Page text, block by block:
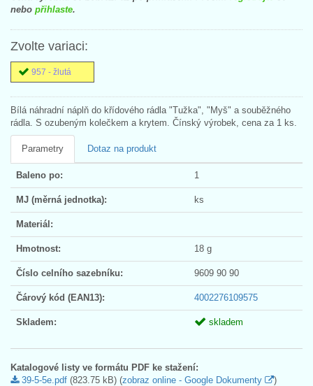
nebo přihlaste.
Zvolte variaci:
957 - žlutá
Bílá náhradní náplň do křídového rádla "Tužka", "Myš" a souběžného
rádla. S ozubeným kolečkem a krytem. Čínský výrobek, cena za 1 ks.
Parametry Dotaz na produkt
Baleno po: 1
MJ (měrná jednotka): ks
Materiál:
Hmotnost: 18 g
Číslo celního sazebníku: 9609 90 90
Čárový kód (EAN13): 4002276109575
Skladem: skladem
Katalogové listy ve formátu PDF ke stažení:
39-5-5e.pdf (823.75 kB) (zobraz online - Google Dokumenty )